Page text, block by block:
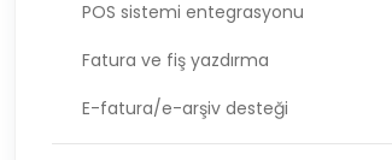
POS sistemi entegrasyonu
Fatura ve fiş yazdırma
E-fatura/e-arşiv desteği